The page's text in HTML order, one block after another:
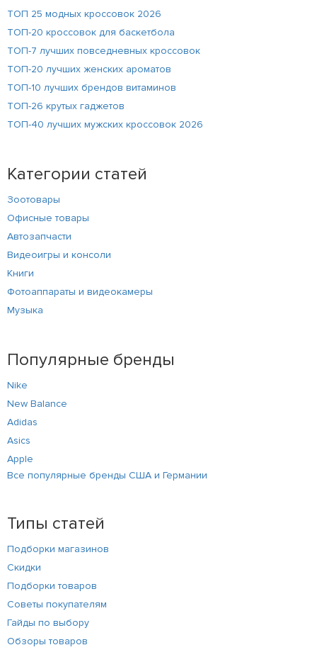
ТОП 25 модных кроссовок 2026
ТОП-20 кроссовок для баскетбола
ТОП-7 лучших повседневных кроссовок
ТОП-20 лучших женских ароматов
ТОП-10 лучших брендов витаминов
ТОП-26 крутых гаджетов
ТОП-40 лучших мужских кроссовок 2026
Категории статей
Зоотовары
Офисные товары
Автозапчасти
Видеоигры и консоли
Книги
Фотоаппараты и видеокамеры
Музыка
Популярные бренды
Nike
New Balance
Adidas
Asics
Apple
Все популярные бренды США и Германии
Типы статей
Подборки магазинов
Скидки
Подборки товаров
Советы покупателям
Гайды по выбору
Обзоры товаров